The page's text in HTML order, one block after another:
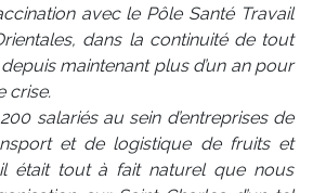
avec le Pôle Santé Travail
dans la continuité de tout
maintenant plus d’un an pour
crise.
salariés au sein d’entreprises de
et de logistique de fruits et
était tout à fait naturel que nous